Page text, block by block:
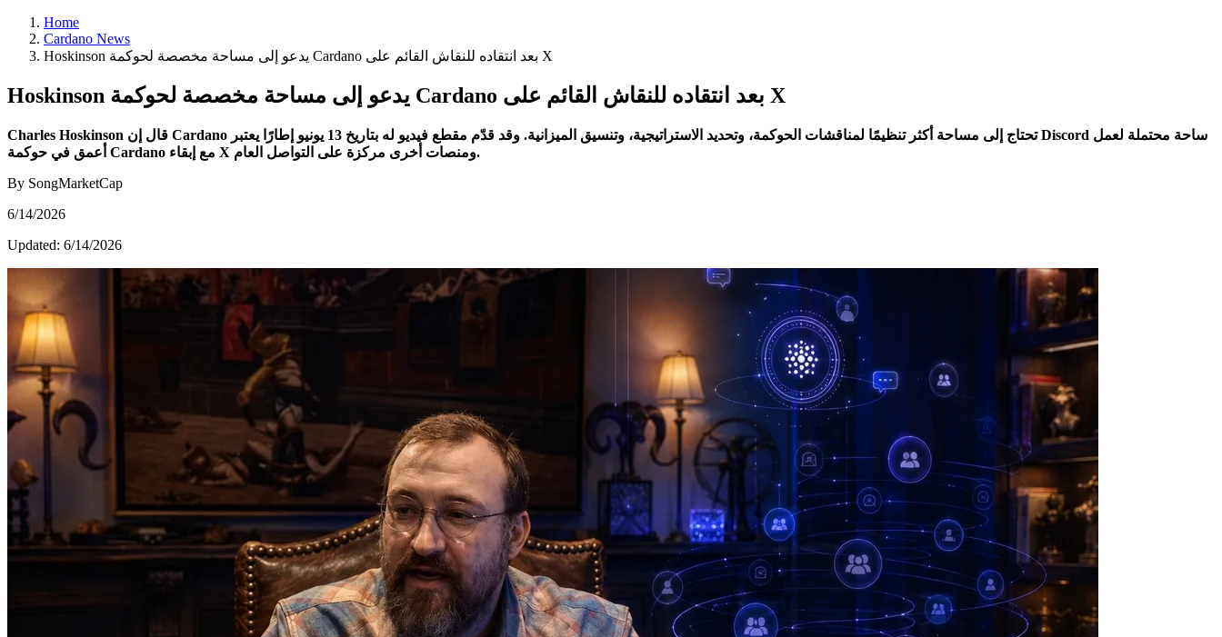
Home
Cardano News
Hoskinson يدعو إلى مساحة مخصصة لحوكمة Cardano بعد انتقاده للنقاش القائم على X
Hoskinson يدعو إلى مساحة مخصصة لحوكمة Cardano بعد انتقاده للنقاش القائم على X
Charles Hoskinson قال إن Cardano تحتاج إلى مساحة أكثر تنظيمًا لمناقشات الحوكمة، وتحديد الاستراتيجية، وتنسيق الميزانية. وقد قدّم مقطع فيديو له بتاريخ 13 يونيو إطارًا يعتبر Discord ساحة محتملة لعمل
أعمق في حوكمة Cardano مع إبقاء X ومنصات أخرى مركزة على التواصل العام.
By SongMarketCap
6/14/2026
Updated: 6/14/2026